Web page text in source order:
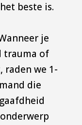
beste is.
je
trauma of
raden we 1-
die